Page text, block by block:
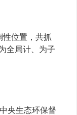
位置，共抓
全局计、为子
央生态环保督